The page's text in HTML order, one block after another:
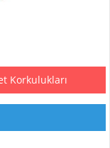
Korkulukları